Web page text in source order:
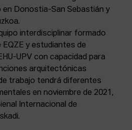
Donostia-San Sebastián y
interdisciplinar formado
y estudiantes de
UPV con capacidad para
arquitectónicas
trabajo tendrá diferentes
en noviembre de 2021,
Internacional de